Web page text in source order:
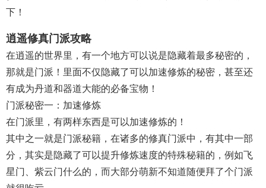
下！
逍遥修真门派攻略
在逍遥的世界里，有一个地方可以说是隐藏着最多秘密的，
那就是门派！里面不仅隐藏了可以加速修炼的秘密，甚至还
有成为丹道和器道大能的必备宝物！
门派秘密一：加速修炼
在门派里，有两样东西是可以加速修炼的！
其中之一就是门派秘籍，在诸多的修真门派中，有其中一部
分，其实是隐藏了可以提升修炼速度的特殊秘籍的，例如飞
星门、紫云门什么的，而大部分萌新不知道随便拜了个门派